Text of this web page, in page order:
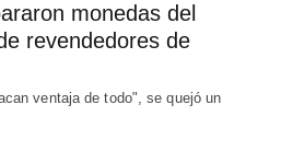
monedas del
revendedores de
ventaja de todo", se quejó un